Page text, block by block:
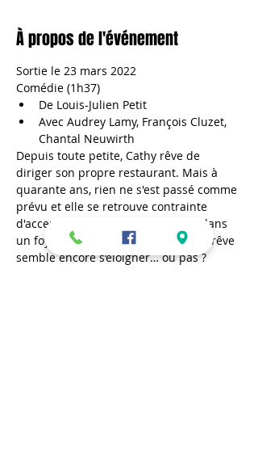
À propos de l'événement
Sortie le 23 mars 2022
Comédie (1h37)
De Louis-Julien Petit
Avec Audrey Lamy, François Cluzet,
Chantal Neuwirth
Depuis toute petite, Cathy rêve de
diriger son propre restaurant. Mais à
quarante ans, rien ne s'est passé comme
prévu et elle se retrouve contrainte
d'accepter un poste de cantinière dans
un foyer pour jeunes migrants. Son rêve
semble encore s’éloigner… ou pas ?